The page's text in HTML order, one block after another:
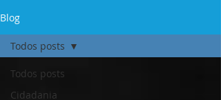
Blog
Todos posts
Cidadania
Todos posts